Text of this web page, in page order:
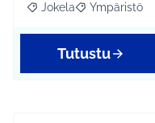
Rajaa tulokset aihepiirin
Jokela Rajaa tulokset
Ympäristö
Tutustu